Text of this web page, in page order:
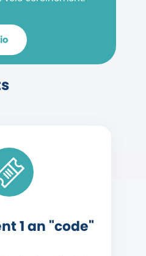
1 an "code"